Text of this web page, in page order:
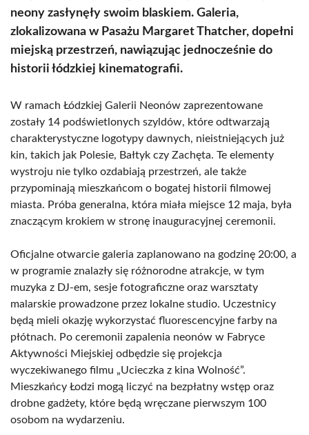
neony zasłynęły swoim blaskiem. Galeria,
zlokalizowana w Pasażu Margaret Thatcher, dopełni
miejską przestrzeń, nawiązując jednocześnie do
historii łódzkiej kinematografii.
W ramach Łódzkiej Galerii Neonów zaprezentowane
zostały 14 podświetlonych szyldów, które odtwarzają
charakterystyczne logotypy dawnych, nieistniejących już
kin, takich jak Polesie, Bałtyk czy Zachęta. Te elementy
wystroju nie tylko ozdabiają przestrzeń, ale także
przypominają mieszkańcom o bogatej historii filmowej
miasta. Próba generalna, która miała miejsce 12 maja, była
znaczącym krokiem w stronę inauguracyjnej ceremonii.
Oficjalne otwarcie galeria zaplanowano na godzinę 20:00, a
w programie znalazły się różnorodne atrakcje, w tym
muzyka z DJ-em, sesje fotograficzne oraz warsztaty
malarskie prowadzone przez lokalne studio. Uczestnicy
będą mieli okazję wykorzystać fluorescencyjne farby na
płótnach. Po ceremonii zapalenia neonów w Fabryce
Aktywności Miejskiej odbędzie się projekcja
wyczekiwanego filmu „Ucieczka z kina Wolność”.
Mieszkańcy Łodzi mogą liczyć na bezpłatny wstęp oraz
drobne gadżety, które będą wręczane pierwszym 100
osobom na wydarzeniu.